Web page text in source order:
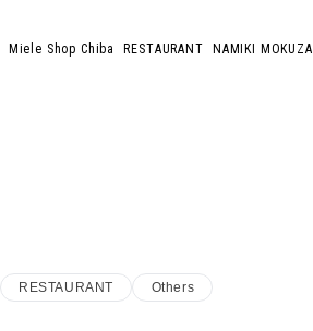
Miele Shop Chiba RESTAURANT NAMIKI MOKUZAI
RESTAURANT Others